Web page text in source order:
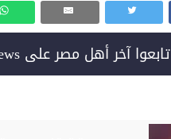
تابعوا آخر أهل مصر على Google News